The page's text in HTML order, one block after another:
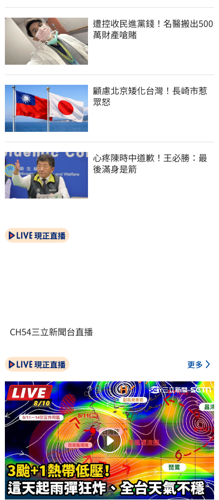
遭控收民進黨錢！名醫搬出500
萬財產嗆賭
顧慮北京矮化台灣！長崎市惹
眾怒
心疼陳時中道歉！王必勝：最
後滿身是箭
現正直播
CH54三立新聞台直播
現正直播 更多